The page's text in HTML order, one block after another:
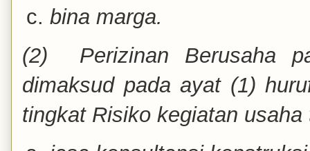
bina marga.
(2) Perizinan Berusaha
dimaksud pada ayat (1)
tingkat Risiko kegiatan usaha